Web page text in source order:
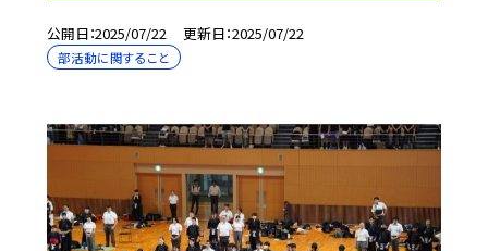
公開日 2025/07/22 更新日 2025/07/22
部活動に関すること